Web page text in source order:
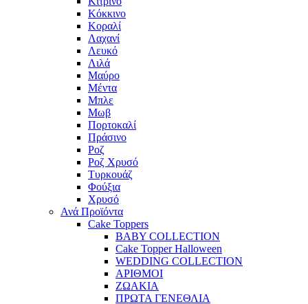
Κόκκινο
Κοραλί
Λαχανί
Λευκό
Λιλά
Μαύρο
Μέντα
Μπλε
Μωβ
Πορτοκαλί
Πράσινο
Ροζ
Ροζ Χρυσό
Τυρκουάζ
Φούξια
Χρυσό
Ανά Προϊόντα
Cake Toppers
BABY COLLECTION
Cake Topper Halloween
WEDDING COLLECTION
ΑΡΙΘΜΟΙ
ΖΩΑΚΙΑ
ΠΡΩΤΑ ΓΕΝΕΘΛΙΑ